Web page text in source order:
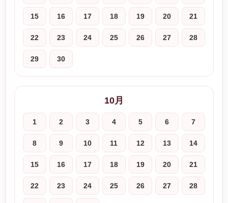
15 16 17 18 19 20 21
22 23 24 25 26 27 28
29 30
10月
1 2 3 4 5 6 7
8 9 10 11 12 13 14
15 16 17 18 19 20 21
22 23 24 25 26 27 28